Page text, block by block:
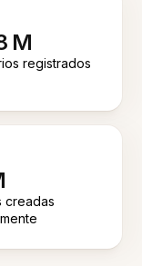
M
registrados
creadas